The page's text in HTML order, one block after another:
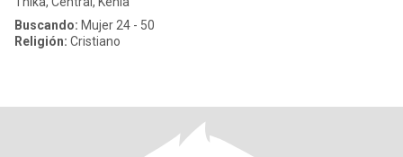
Buscando: Mujer 24 - 50
Religión: Cristiano